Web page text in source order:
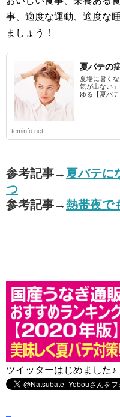
事、適度な運動、適度な
ましょう！
夏バテの
夏場に暑く
気が出ない
ゆる【夏バテ
teminfo.net
参考記事→ 夏バテに
つ
参考記事→熱帯夜で
ツイッターはじめました♪